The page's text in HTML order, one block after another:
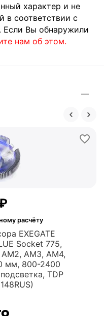
характер и не
в соответствии с
Если Вы обнаружили
нам об этом.
EXEGATE
Socket 775,
AM3, AM4,
мм, 800-2400
TDP
расчёту